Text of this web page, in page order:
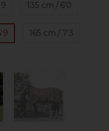
135 cm / 6'0
165 cm / 7'3